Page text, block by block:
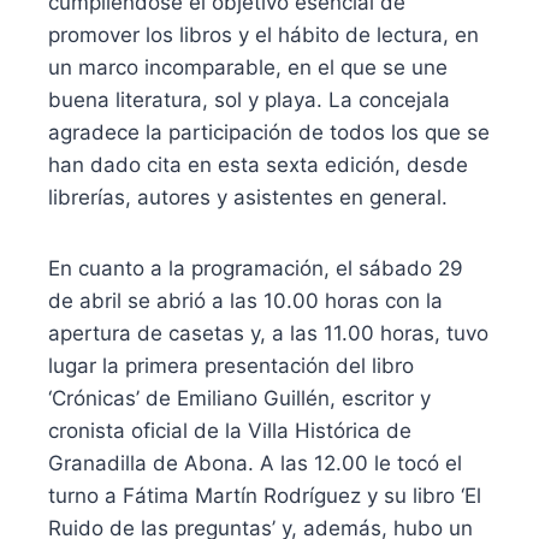
promover los libros y el hábito de lectura, en
un marco incomparable, en el que se une
buena literatura, sol y playa. La concejala
agradece la participación de todos los que se
han dado cita en esta sexta edición, desde
librerías, autores y asistentes en general.
En cuanto a la programación, el sábado 29
de abril se abrió a las 10.00 horas con la
apertura de casetas y, a las 11.00 horas, tuvo
lugar la primera presentación del libro
‘Crónicas’ de Emiliano Guillén, escritor y
cronista oficial de la Villa Histórica de
Granadilla de Abona. A las 12.00 le tocó el
turno a Fátima Martín Rodríguez y su libro ‘El
Ruido de las preguntas’ y, además, hubo un